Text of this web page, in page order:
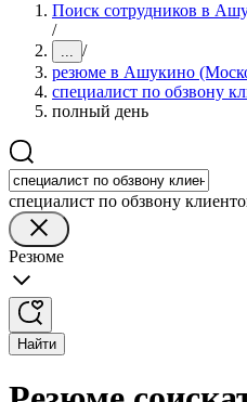
Поиск сотрудников в
/
... /
резюме в Ашукино
специалист по обзвону
полный день
специалист по обзвону
Резюме
Найти